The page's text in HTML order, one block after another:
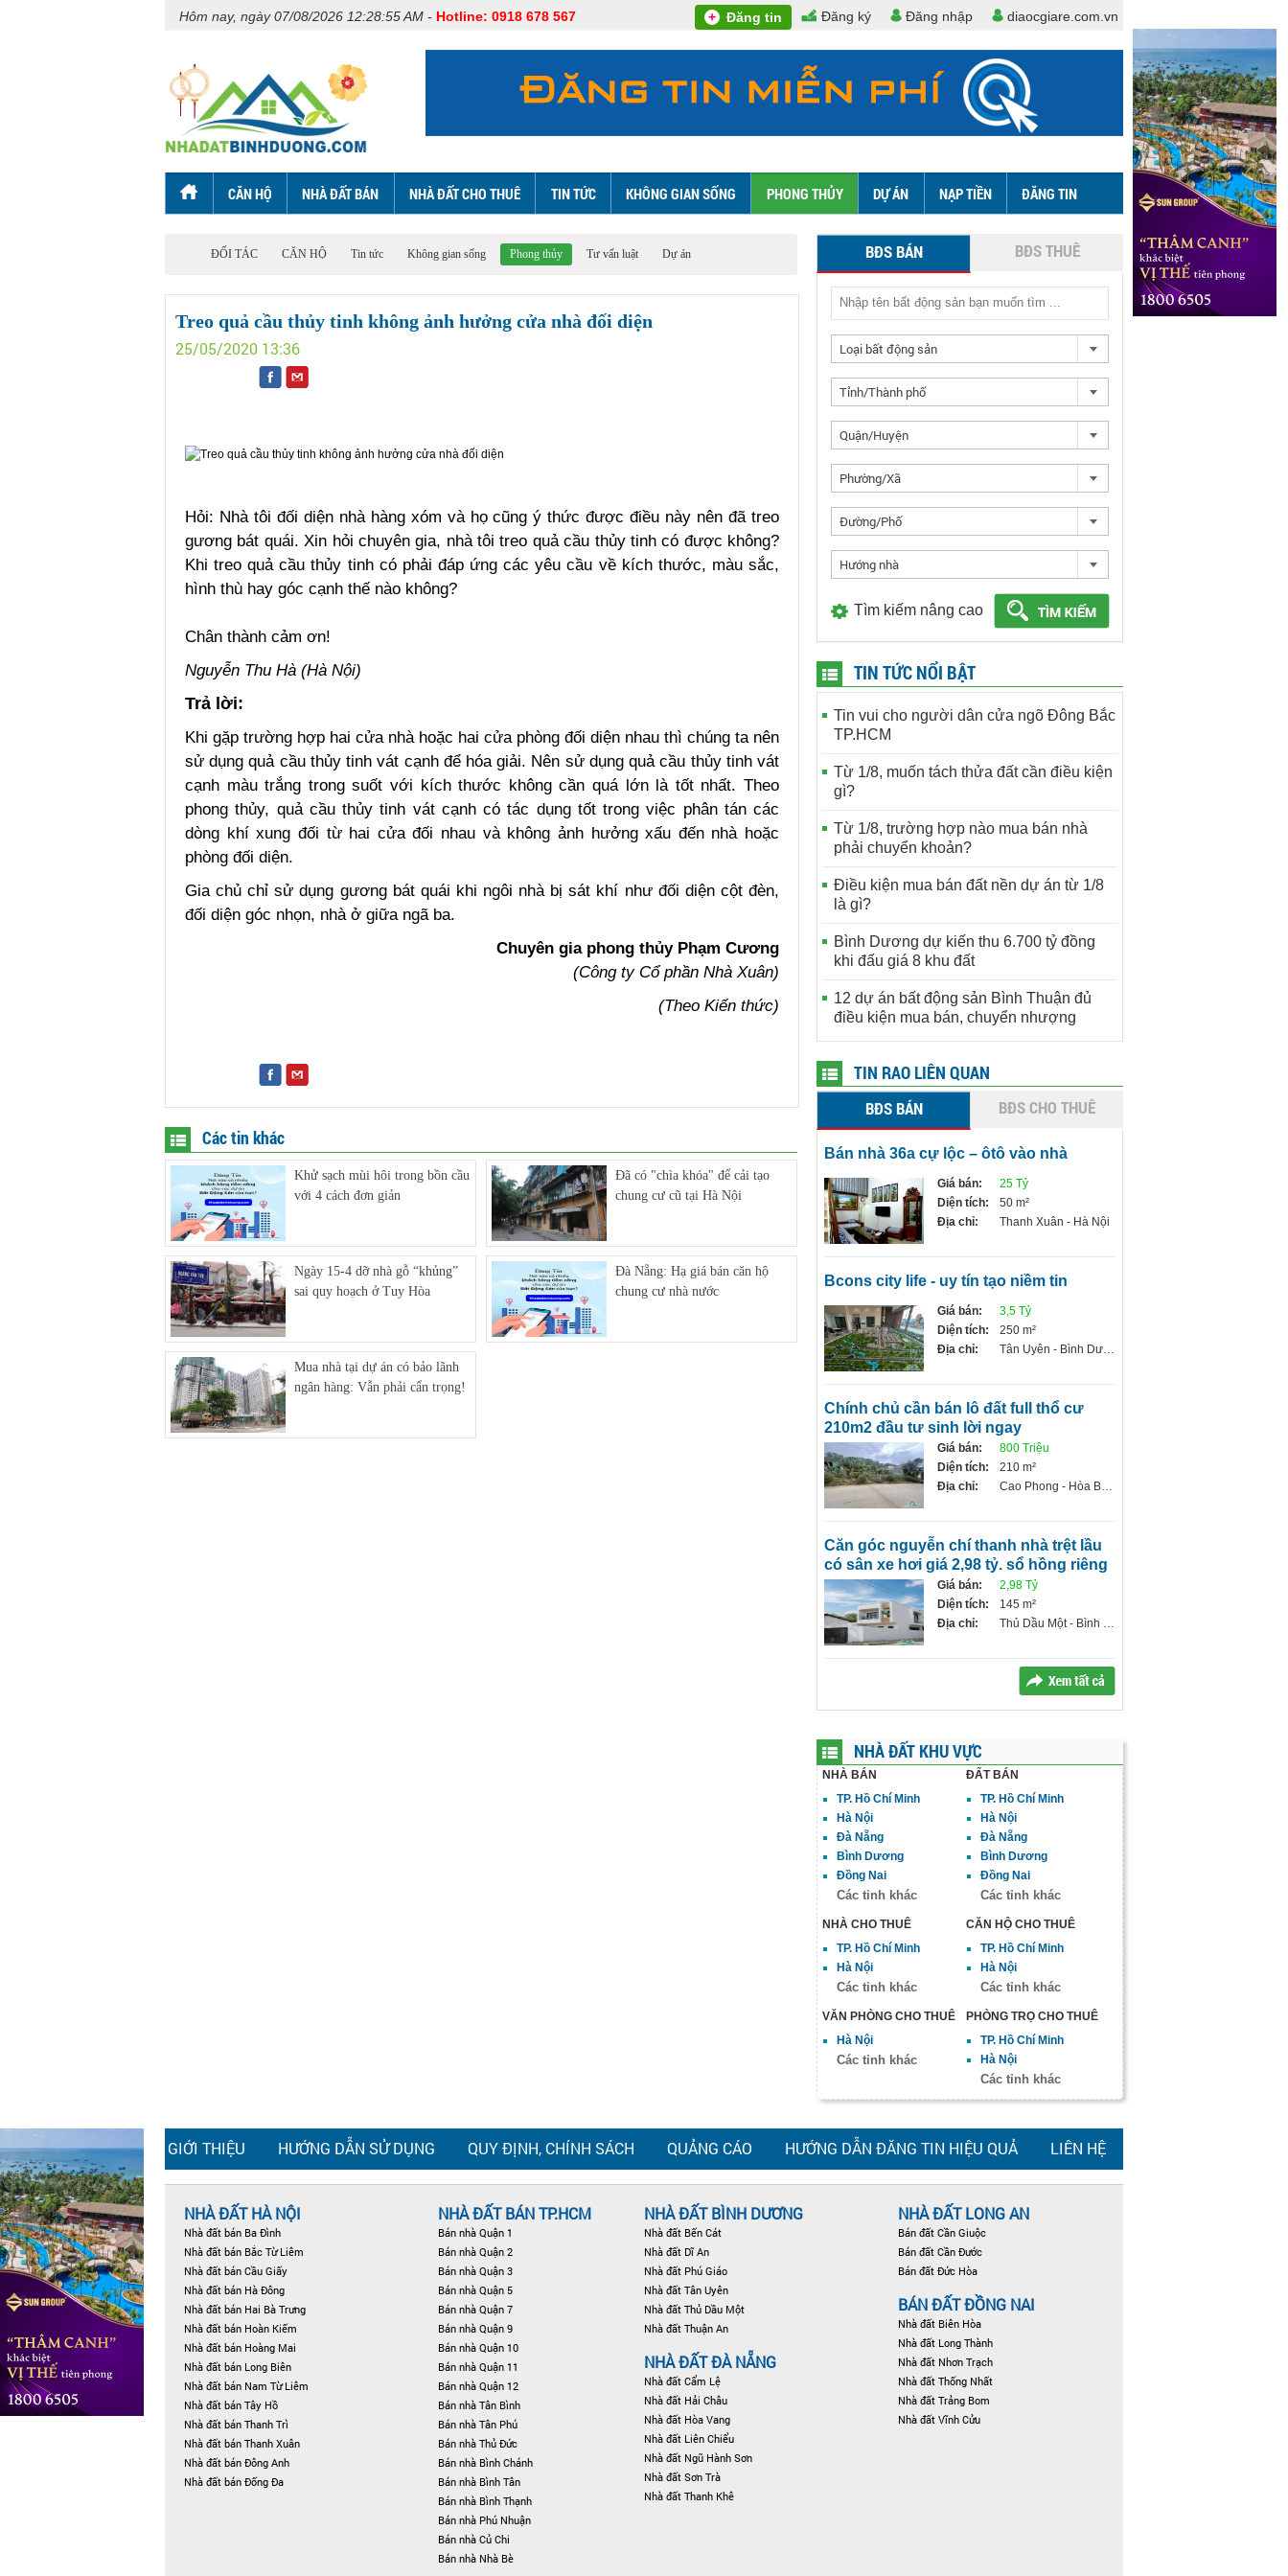
Hôm nay, ngày 07/08/2026 12:28:55 AM - Hotline: 0918 678 567 diaocgiare.com.vn
Đăng nhập
Đăng ký
+ Đăng tin
CĂN HỘ NHÀ ĐẤT BÁN NHÀ ĐẤT CHO THUÊ TIN TỨC KHÔNG GIAN SỐNG PHONG THỦY DỰ ÁN NẠP TIỀN ĐĂNG TIN
ĐỐI TÁC CĂN HỘ Tin tức Không gian sống Phong thủy Tư vấn luật Dự án
Treo quả cầu thủy tinh không ảnh hưởng cửa nhà đối diện
25/05/2020 13:36
Hỏi: Nhà tôi đối diện nhà hàng xóm và họ cũng ý thức được điều này nên đã treo
gương bát quái. Xin hỏi chuyên gia, nhà tôi treo quả cầu thủy tinh có được không?
Khi treo quả cầu thủy tinh có phải đáp ứng các yêu cầu về kích thước, màu sắc,
hình thù hay góc cạnh thế nào không?
Chân thành cảm ơn!
Nguyễn Thu Hà (Hà Nội)
Trả lời:
Khi gặp trường hợp hai cửa nhà hoặc hai cửa phòng đối diện nhau thì chúng ta nên
sử dụng quả cầu thủy tinh vát cạnh để hóa giải. Nên sử dụng quả cầu thủy tinh vát
cạnh màu trắng trong suốt với kích thước không cần quá lớn là tốt nhất. Theo
phong thủy, quả cầu thủy tinh vát cạnh có tác dụng tốt trong việc phân tán các
dòng khí xung đối từ hai cửa đối nhau và không ảnh hưởng xấu đến nhà hoặc
phòng đối diện.
Gia chủ chỉ sử dụng gương bát quái khi ngôi nhà bị sát khí như đối diện cột đèn,
đối diện góc nhọn, nhà ở giữa ngã ba.
Chuyên gia phong thủy Phạm Cương
(Công ty Cổ phần Nhà Xuân)
(Theo Kiến thức)
Các tin khác
Khử sạch mùi hôi trong bồn cầu
với 4 cách đơn giản
Đã có "chìa khóa" để cải tạo
chung cư cũ tại Hà Nội
Ngày 15-4 dỡ nhà gỗ “khủng”
sai quy hoạch ở Tuy Hòa
Đà Nẵng: Hạ giá bán căn hộ
chung cư nhà nước
Mua nhà tại dự án có bảo lãnh
ngân hàng: Vẫn phải cẩn trọng!
BĐS BÁN BĐS THUÊ
Loại bất động sản
Tỉnh/Thành phố
Quận/Huyện
Phường/Xã
Đường/Phố
Hướng nhà
Tìm kiếm nâng cao
TIN TỨC NỔI BẬT
Tin vui cho người dân cửa ngõ Đông Bắc
TP.HCM
Từ 1/8, muốn tách thửa đất cần điều kiện
gì?
Từ 1/8, trường hợp nào mua bán nhà
phải chuyển khoản?
Điều kiện mua bán đất nền dự án từ 1/8
là gì?
Bình Dương dự kiến thu 6.700 tỷ đồng
khi đấu giá 8 khu đất
12 dự án bất động sản Bình Thuận đủ
điều kiện mua bán, chuyển nhượng
TIN RAO LIÊN QUAN
BĐS BÁN BĐS CHO THUÊ
bán nhà 36a cự lộc – ôtô vào nhà
Giá bán:
25 Tỷ
Diện tích:
50 m²
Địa chỉ:
Thanh Xuân - Hà Nội
bcons city life - uy tín tạo niềm tin
Giá bán:
3,5 Tỷ
Diện tích:
250 m²
Địa chỉ:
Tân Uyên - Bình Dương
chính chủ cần bán lô đất full thổ cư
210m2 đầu tư sinh lời ngay
Giá bán:
800 Triệu
Diện tích:
210 m²
Địa chỉ:
Cao Phong - Hòa Bình
căn góc nguyễn chí thanh nhà trệt lầu
có sân xe hơi giá 2,98 tỷ. sổ hồng riêng
Giá bán:
2,98 Tỷ
Diện tích:
145 m²
Địa chỉ:
Thủ Dầu Một - Bình Dương
NHÀ ĐẤT KHU VỰC
NHÀ BÁN
TP. Hồ Chí Minh
Hà Nội
Đà Nẵng
Bình Dương
Đồng Nai
Các tỉnh khác
ĐẤT BÁN
TP. Hồ Chí Minh
Hà Nội
Đà Nẵng
Bình Dương
Đồng Nai
Các tỉnh khác
NHÀ CHO THUÊ
TP. Hồ Chí Minh
Hà Nội
Các tỉnh khác
CĂN HỘ CHO THUÊ
TP. Hồ Chí Minh
Hà Nội
Các tỉnh khác
VĂN PHÒNG CHO THUÊ
Hà Nội
Các tỉnh khác
PHÒNG TRỌ CHO THUÊ
TP. Hồ Chí Minh
Hà Nội
Các tỉnh khác
GIỚI THIỆU HƯỚNG DẪN SỬ DỤNG QUY ĐỊNH, CHÍNH SÁCH QUẢNG CÁO HƯỚNG DẪN ĐĂNG TIN HIỆU QUẢ LIÊN HỆ
NHÀ ĐẤT HÀ NỘI
Nhà đất bán Ba Đình
Nhà đất bán Bắc Từ Liêm
Nhà đất bán Cầu Giấy
Nhà đất bán Hà Đông
Nhà đất bán Hai Bà Trưng
Nhà đất bán Hoàn Kiếm
Nhà đất bán Hoàng Mai
Nhà đất bán Long Biên
Nhà đất bán Nam Từ Liêm
Nhà đất bán Tây Hồ
Nhà đất bán Thanh Trì
Nhà đất bán Thanh Xuân
Nhà đất bán Đông Anh
Nhà đất bán Đống Đa
NHÀ ĐẤT BÁN TP.HCM
Bán nhà Quận 1
Bán nhà Quận 2
Bán nhà Quận 3
Bán nhà Quận 5
Bán nhà Quận 7
Bán nhà Quận 9
Bán nhà Quận 10
Bán nhà Quận 11
Bán nhà Quận 12
Bán nhà Tân Bình
Bán nhà Tân Phú
Bán nhà Thủ Đức
Bán nhà Bình Chánh
Bán nhà Bình Tân
Bán nhà Bình Thạnh
Bán nhà Phú Nhuận
Bán nhà Củ Chi
Bán nhà Nhà Bè
NHÀ ĐẤT BÌNH DƯƠNG
Nhà đất Bến Cát
Nhà đất Dĩ An
Nhà đất Phú Giáo
Nhà đất Tân Uyên
Nhà đất Thủ Dầu Một
Nhà đất Thuận An
NHÀ ĐẤT ĐÀ NẴNG
Nhà đất Cẩm Lệ
Nhà đất Hải Châu
Nhà đất Hòa Vang
Nhà đất Liên Chiểu
Nhà đất Ngũ Hành Sơn
Nhà đất Sơn Trà
Nhà đất Thanh Khê
NHÀ ĐẤT LONG AN
Bán đất Cần Giuộc
Bán đất Cần Đước
Bán đất Đức Hòa
BÁN ĐẤT ĐỒNG NAI
Nhà đất Biên Hòa
Nhà đất Long Thành
Nhà đất Nhơn Trạch
Nhà đất Thống Nhất
Nhà đất Trảng Bom
Nhà đất Vĩnh Cửu